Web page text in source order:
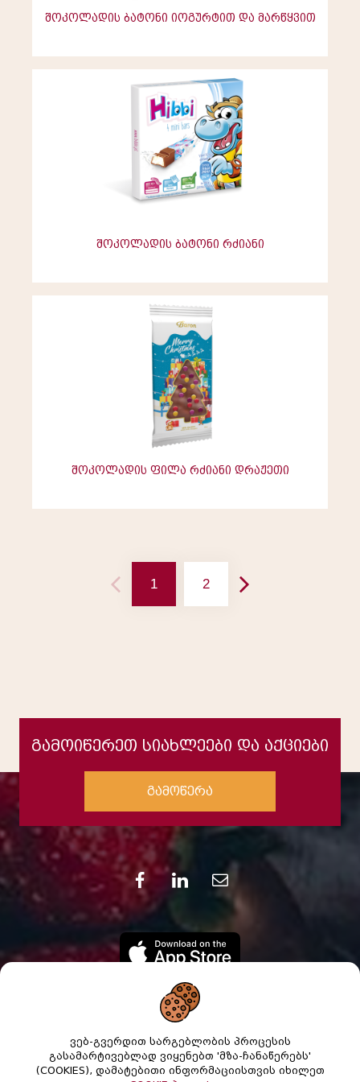
შოკოლადის ბატონი იოგურტით და მარწყვით
შოკოლადის ბატონი რძიანი
შოკოლადის ფილა რძიანი დრაჟეთი
1 2
ვებ-გვერდით სარგებლობის პროცესის
გასამარტივებლად ვიყენებთ 'მზა-ჩანაწერებს'
(COOKIES), დამატებითი ინფორმაციისთვის იხილეთ
გამოიწერეთ სიახლეები და აქციები
გამოწერა